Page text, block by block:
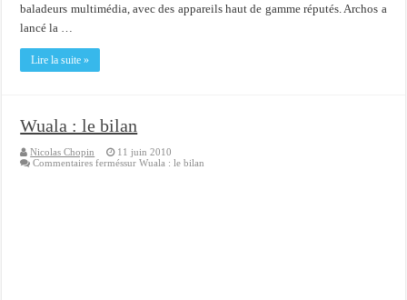
baladeurs multimédia, avec des appareils haut de gamme réputés. Archos a
lancé la …
Lire la suite »
Wuala : le bilan
Nicolas Chopin
11 juin 2010
Commentaires ferméssur Wuala : le bilan